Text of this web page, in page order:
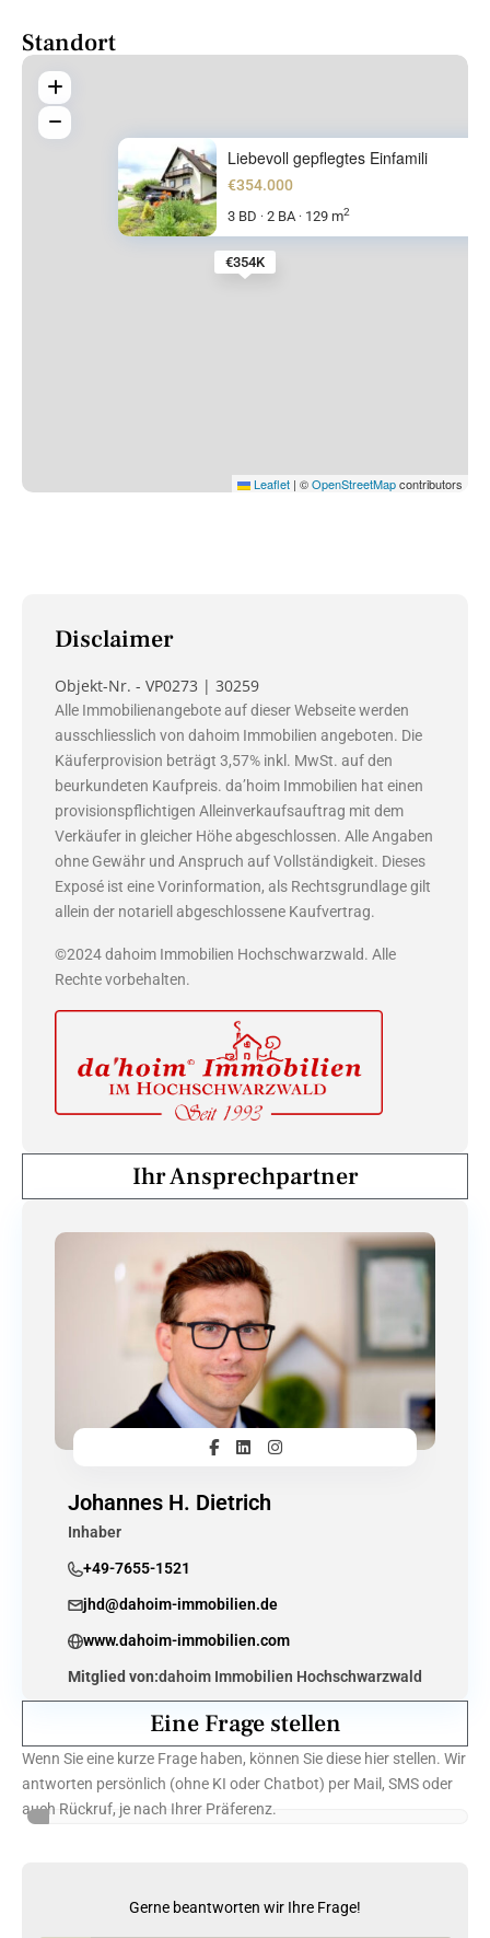
Standort
€354K
Liebevoll gepflegtes Einfamili
€354.000
3 BD · 2 BA · 129 m2
Leaflet | ©OpenStreetMapcontributors
Disclaimer
Objekt-Nr. - VP0273 | 30259
Alle Immobilienangebote auf dieser Webseite werden
ausschliesslich von dahoim Immobilien angeboten. Die
Käuferprovision beträgt 3,57% inkl. MwSt. auf den
beurkundeten Kaufpreis. da’hoim Immobilien hat einen
provisionspflichtigen Alleinverkaufsauftrag mit dem
Verkäufer in gleicher Höhe abgeschlossen. Alle Angaben
ohne Gewähr und Anspruch auf Vollständigkeit. Dieses
Exposé ist eine Vorinformation, als Rechtsgrundlage gilt
allein der notariell abgeschlossene Kaufvertrag.
©2024 dahoim Immobilien Hochschwarzwald. Alle
Rechte vorbehalten.
Ihr Ansprechpartner
Johannes H. Dietrich
Inhaber
+49-7655-1521
jhd@dahoim-immobilien.de
www.dahoim-immobilien.com
Mitglied von:dahoim Immobilien Hochschwarzwald
Eine Frage stellen
Wenn Sie eine kurze Frage haben, können Sie diese hier stellen. Wir
antworten persönlich (ohne KI oder Chatbot) per Mail, SMS oder
auch Rückruf, je nach Ihrer Präferenz.
Gerne beantworten wir Ihre Frage!